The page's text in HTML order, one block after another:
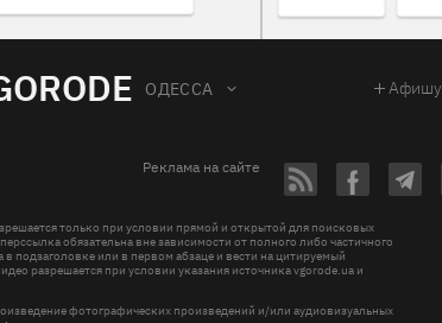
ОДЕССА Афишу
Реклама на сайте
только при условии прямой и открытой для поисковых
обязательна вне зависимости от полного либо частичного
подзаголовке или в первом абзаце и вести на цитируемый
разрешается при условии указания источника vgorode.ua и
фотографических произведений и/или аудиовизуальных